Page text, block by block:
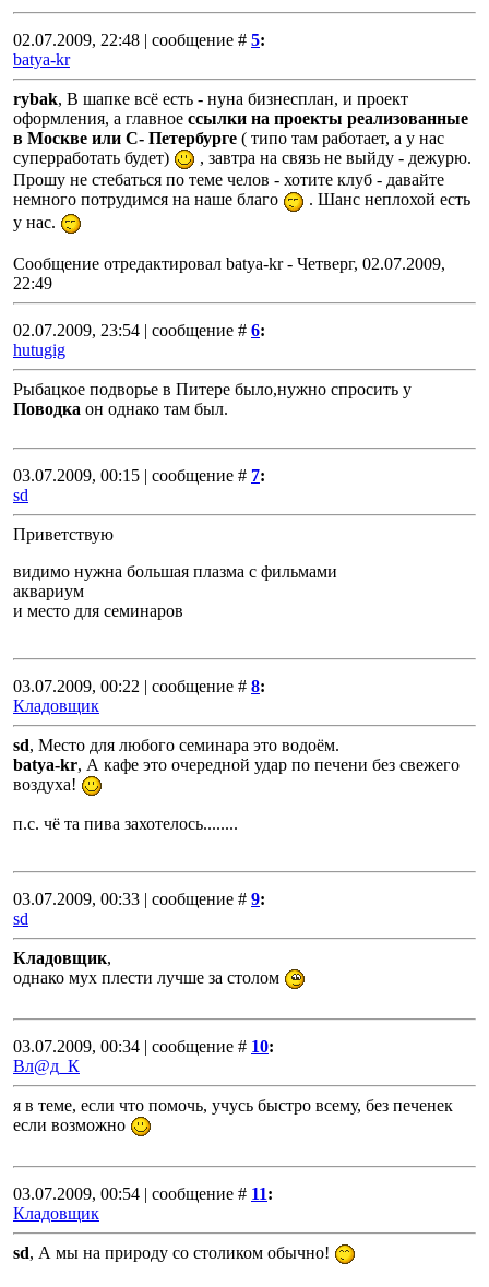
02.07.2009, 22:48 | сообщение # 5:
batya-kr
rybak, В шапке всё есть - нуна бизнесплан, и проект
оформления, а главное ссылки на проекты реализованные
в Москве или С- Петербурге ( типо там работает, а у нас
суперработать будет)
, завтра на связь не выйду - дежурю.
Прошу не стебаться по теме челов - хотите клуб - давайте
немного потрудимся на наше благо
. Шанс неплохой есть
у нас.
Сообщение отредактировал batya-kr- Четверг, 02.07.2009,
22:49
02.07.2009, 23:54 | сообщение # 6:
hutugig
Рыбацкое подворье в Питере было,нужно спросить у
Поводка он однако там был.
03.07.2009, 00:15 | сообщение # 7:
sd
Приветствую
видимо нужна большая плазма с фильмами
аквариум
и место для семинаров
03.07.2009, 00:22 | сообщение # 8:
Кладовщик
sd, Место для любого семинара это водоём.
batya-kr, А кафе это очередной удар по печени без свежего
воздуха!
п.с. чё та пива захотелось........
03.07.2009, 00:33 | сообщение # 9:
sd
Кладовщик,
однако мух плести лучше за столом
03.07.2009, 00:34 | сообщение # 10:
Вл@д_К
я в теме, если что помочь, учусь быстро всему, без печенек
если возможно
03.07.2009, 00:54 | сообщение # 11:
Кладовщик
sd, А мы на природу со столиком обычно!